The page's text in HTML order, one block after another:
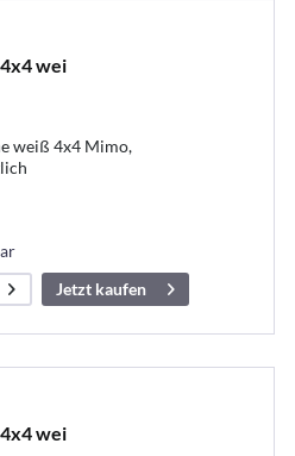
wei
weiß 4x4 Mimo,
Jetzt kaufen
wei